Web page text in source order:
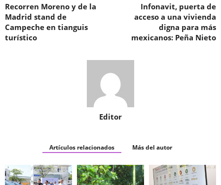
Recorren Moreno y de la
Madrid stand de
Campeche en tianguis
turístico
Infonavit, puerta de
acceso a una vivienda
digna para más
mexicanos: Peña Nieto
Editor
Artículos relacionados Más del autor